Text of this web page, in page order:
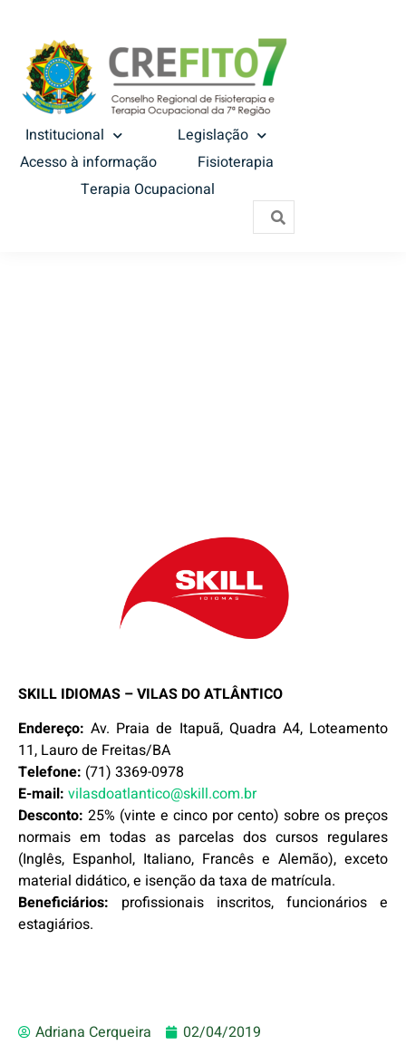
Institucional
Legislação
Acesso à informação
Fisioterapia
Terapia Ocupacional
SKILL IDIOMAS – VILAS DO ATLÂNTICO
Endereço: Av. Praia de Itapuã, Quadra A4, Loteamento
11, Lauro de Freitas/BA
Telefone: (71) 3369-0978
E-mail: vilasdoatlantico@skill.com.br
Desconto: 25% (vinte e cinco por cento) sobre os preços
normais em todas as parcelas dos cursos regulares
(Inglês, Espanhol, Italiano, Francês e Alemão), exceto
material didático, e isenção da taxa de matrícula.
Beneficiários: profissionais inscritos, funcionários e
estagiários.
Adriana Cerqueira 02/04/2019